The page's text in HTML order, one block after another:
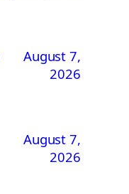
August 7,
2026
August 7,
2026